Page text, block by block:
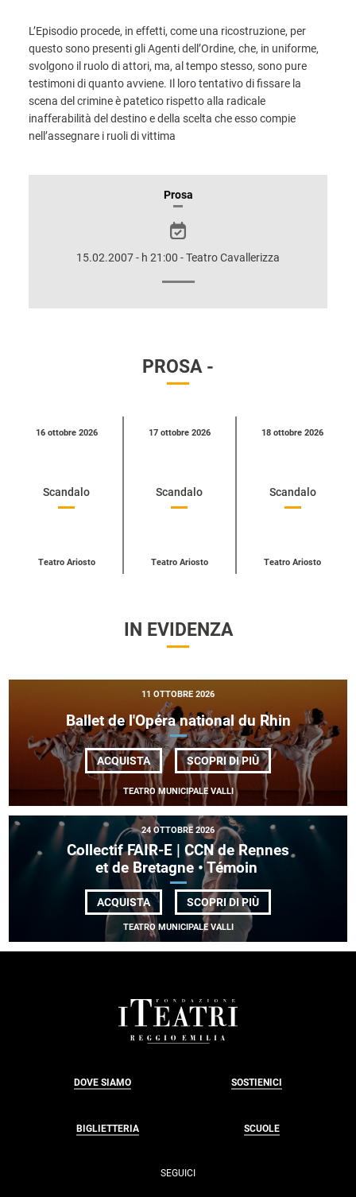
L’Episodio procede, in effetti, come una ricostruzione, per
questo sono presenti gli Agenti dell’Ordine, che, in uniforme,
svolgono il ruolo di attori, ma, al tempo stesso, sono pure
testimoni di quanto avviene. Il loro tentativo di fissare la
scena del crimine è patetico rispetto alla radicale
inafferabilità del destino e della scelta che esso compie
nell’assegnare i ruoli di vittima
INFORMAZIONIProsa
15.02.2007 - h 21:00 - Teatro Cavallerizza
PROSA -
categoria
16 ottobre 2026
Scandalo
Teatro Ariosto
17 ottobre 2026
Scandalo
Teatro Ariosto
18 ottobre 2026
Scandalo
Teatro Ariosto
IN EVIDENZA
11 OTTOBRE 2026
Ballet de l'Opéra national du Rhin
ACQUISTA SCOPRI DI PIÙDI
BALLET
DE
L'OPÉRA
NATIONAL
DU
RHIN
TEATRO MUNICIPALE VALLI
24 OTTOBRE 2026
Collectif FAIR-E | CCN de Rennes
et de Bretagne • Témoin
ACQUISTA SCOPRI DI PIÙDI
COLLECTIF FAIR-
RENNES
TEATRO MUNICIPALE VALLI
DOVE SIAMO SOSTIENICI
BIGLIETTERIA SCUOLE
SEGUICI